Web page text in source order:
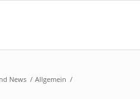
News / Allgemein /